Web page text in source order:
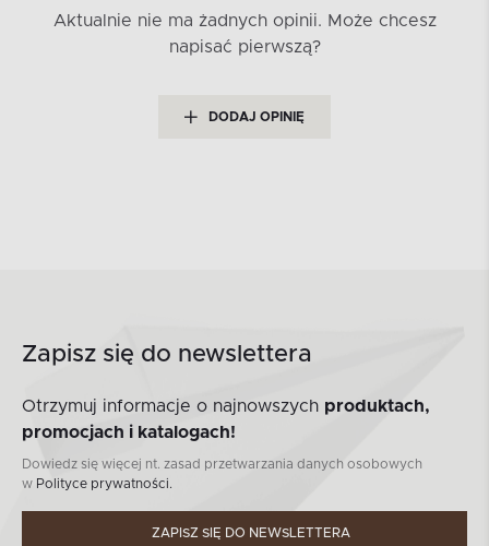
Aktualnie nie ma żadnych opinii. Może chcesz
napisać pierwszą?
DODAJ OPINIĘ
Zapisz się do newslettera
Otrzymuj informacje o najnowszych produktach,
promocjach i katalogach!
Dowiedz się więcej nt. zasad przetwarzania danych osobowych
w Polityce prywatności.
ZAPISZ SIĘ DO NEWSLETTERA